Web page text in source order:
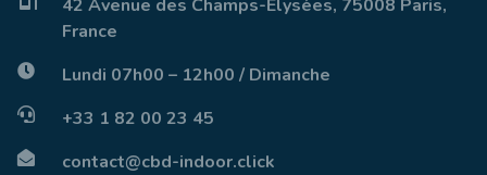
42 Avenue des Champs-Élysées, 75008 Paris,
France
Lundi 07h00 – 12h00 / Dimanche
+33 1 82 00 23 45
contact@cbd-indoor.click